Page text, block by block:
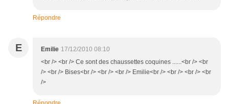
Répondre
E Emilie 17/12/2010 08:10
<br /> <br /> Ce sont des chaussettes coquines ......<br /> <br
/> <br /> Bises<br /> <br /> <br /> Emilie<br /> <br /> <br /> <br
/>